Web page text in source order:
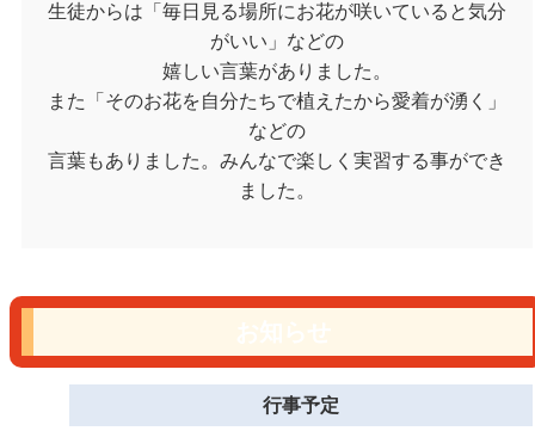
生徒からは「毎日見る場所にお花が咲いていると気分
がいい」などの
嬉しい言葉がありました。
また「そのお花を自分たちで植えたから愛着が湧く」
などの
言葉もありました。みんなで楽しく実習する事ができ
ました。
行事予定